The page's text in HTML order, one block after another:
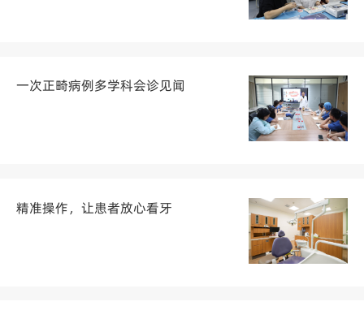
一次正畸病例多学科会诊见闻
精准操作，让患者放心看牙